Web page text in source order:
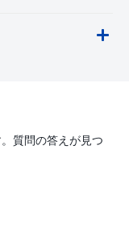
質問の答えが見つ